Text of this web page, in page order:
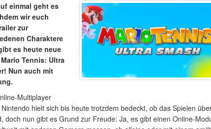
einmal geht es
wir euch
zur
Charaktere
es heute neue
Tennis: Ultra
Nun auch mit
Multiplayer
hielt sich bis heute trotzdem bedeckt, ob das Spielen
doch nun gibt es Grund zur Freude: Ja, es gibt einen Online-